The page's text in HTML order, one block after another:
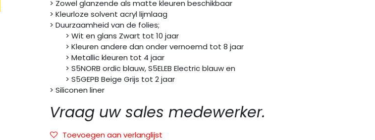
> Zowel glanzende als matte kleuren beschikbaar
> Kleurloze solvent acryl lijmlaag
> Duurzaamheid van de folies;
> Wit en glans Zwart tot 10 jaar
> Kleuren andere dan onder vernoemd tot 8 jaar
> Metallic kleuren tot 4 jaar
> S5NORB ordic blauw, S5ELEB Electric blauw en
> S5GEPB Beige Grijs tot 2 jaar
> Siliconen liner
Vraag uw sales medewerker.
Toevoegen aan verlanglijst